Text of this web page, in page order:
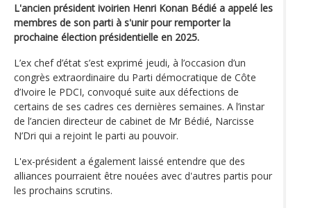
L'ancien président ivoirien Henri Konan Bédié a appelé les
membres de son parti à s'unir pour remporter la
prochaine élection présidentielle en 2025.
L’ex chef d’état s’est exprimé jeudi, à l’occasion d’un
congrès extraordinaire du Parti démocratique de Côte
d’Ivoire le PDCI, convoqué suite aux défections de
certains de ses cadres ces dernières semaines. A l’instar
de l’ancien directeur de cabinet de Mr Bédié, Narcisse
N’Dri qui a rejoint le parti au pouvoir.
L'ex-président a également laissé entendre que des
alliances pourraient être nouées avec d'autres partis pour
les prochains scrutins.